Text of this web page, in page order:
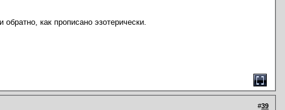
как прописано эзотерически.
#39